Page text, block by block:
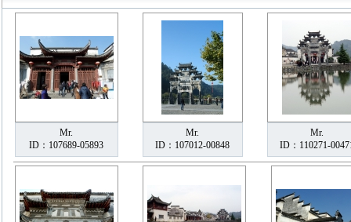
Mr.
ID：107689-05893
Mr.
ID：107012-00848
Mr.
ID：110271-